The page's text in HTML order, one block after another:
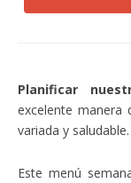
Planificar
excelente manera
variada y saludable.
Este menú